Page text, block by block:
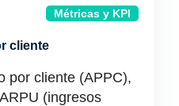
Métricas y KPI
cliente
por cliente (APPC),
(ingresos